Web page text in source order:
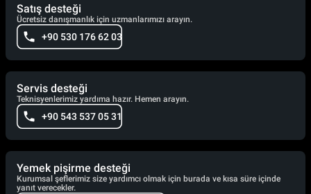
Satış desteği
Ücretsiz danışmanlık için uzmanlarımızı arayın.
+90 530 176 62 03
Servis desteği
Teknisyenlerimiz yardıma hazır. Hemen arayın.
+90 543 537 05 31
Yemek pişirme desteği
Kurumsal şeflerimiz size yardımcı olmak için burada ve kısa süre içinde
yanıt verecekler.